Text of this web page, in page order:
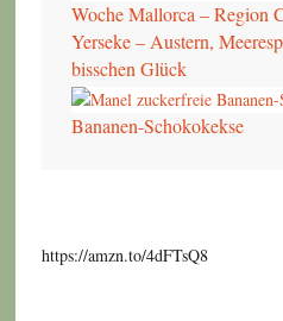
Woche Mallorca – Region
Yerseke – Austern,
bisschen Glück
Bananen-Schokokekse
https://amzn.to/4dFTsQ8